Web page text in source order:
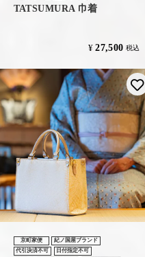
TATSUMURA 巾着
¥ 27,500 税込
京町家便
紀ノ国屋ブランド
代引決済不可
日付指定不可